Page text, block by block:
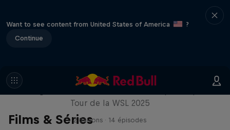
Want to see content from United States of America
?
Continue
Films & Séries
Inside Pro Surfing
Tour de la WSL 2025
2 Saisons · 14 épisodes